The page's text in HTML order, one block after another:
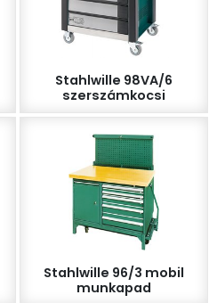
Stahlwille 98VA/6
szerszámkocsi
Stahlwille 96/3 mobil
munkapad